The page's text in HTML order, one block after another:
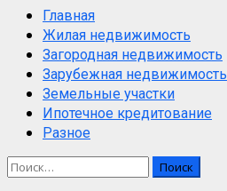
MenuГлавная
Жилая недвижимость
Загородная недвижимость
Зарубежная недвижимость
Земельные участки
Ипотечное кредитование
Разное
Найти: